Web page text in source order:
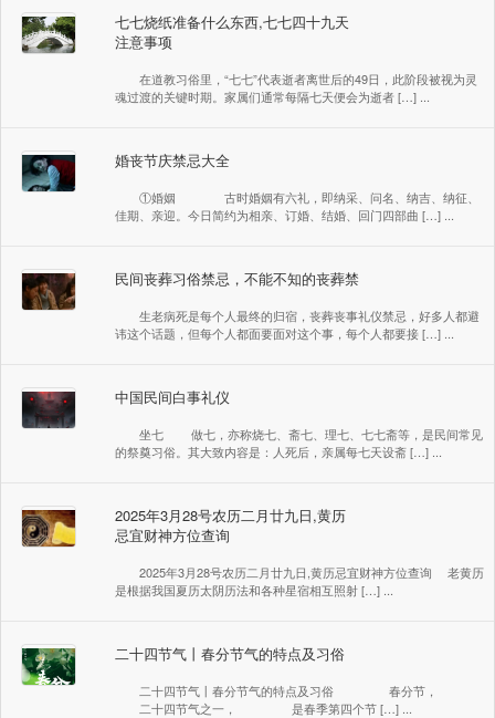
七七烧纸准备什么东西,七七四十九天
注意事项
在道教习俗里，“七七”代表逝者离世后的49日，此阶段被视为灵
魂过渡的关键时期。家属们通常每隔七天便会为逝者 […] ...
婚丧节庆禁忌大全
①婚姻 古时婚姻有六礼，即纳采、问名、纳吉、纳征、
佳期、亲迎。今日简约为相亲、订婚、结婚、回门四部曲 […] ...
民间丧葬习俗禁忌，不能不知的丧葬禁
生老病死是每个人最终的归宿，丧葬丧事礼仪禁忌，好多人都避
讳这个话题，但每个人都面要面对这个事，每个人都要接 […] ...
中国民间白事礼仪
坐七 做七，亦称烧七、斋七、理七、七七斋等，是民间常见
的祭奠习俗。其大致内容是：人死后，亲属每七天设斋 […] ...
2025年3月28号农历二月廿九日,黄历
忌宜财神方位查询
2025年3月28号农历二月廿九日,黄历忌宜财神方位查询 老黄历
是根据我国夏历太阴历法和各种星宿相互照射 […] ...
二十四节气丨春分节气的特点及习俗
二十四节气丨春分节气的特点及习俗 春分节，
二十四节气之一， 是春季第四个节 […] ...